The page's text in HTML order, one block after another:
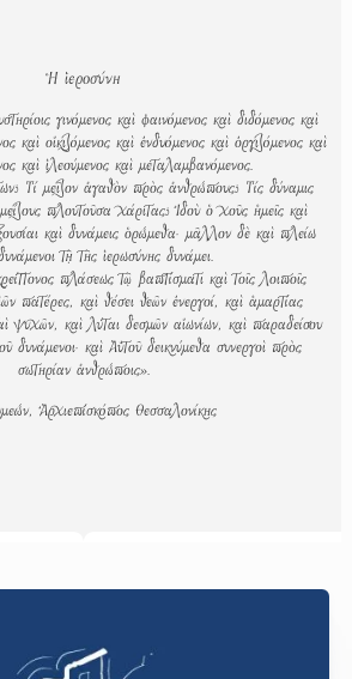
Ἡ ἱεροσύνη
γινόμενος καὶ φαινόμενος καὶ διδόμενος καὶ
καὶ οἰκιζόμενος καὶ ἐνδυόμενος καὶ ὀργιζόμενος καὶ
καὶ ἱλεούμενος καὶ μεταλαμβανόμενος.
Τί μεῖζον ἀγαθὸν πρὸς ἀνθρώπους; Τίς δύναμις
πλουτοῦσα χάριτας; Ἰδοὺ ὁ χοῦς ἡμεῖς καὶ
καὶ δυνάμεις ὁρώμεθα· μᾶλλον δὲ καὶ πλείω
τῇ τῆς ἱερωσύνης δυνάμει.
πλάσεως τῷ βαπτίσματι καὶ τοῖς λοιποῖς
πατέρες, καὶ θέσει θεῶν ἐνεργοί, καὶ ἁμαρτίας
ψυχῶν, καὶ λύται δεσμῶν αἰωνίων, καὶ παραδείσου
δυνάμενοι· καὶ Αὐτοῦ δεικνύμεθα συνεργοὶ πρὸς
σωτηρίαν ἀνθρώποις».
Ἀρχιεπίσκόπος Θεσσαλονίκης